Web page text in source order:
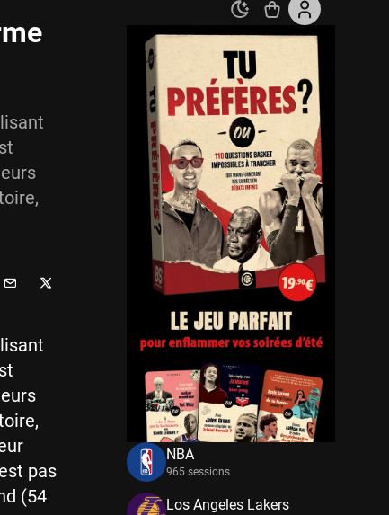
pas
(54
NBA
965 sessions
Los Angeles Lakers